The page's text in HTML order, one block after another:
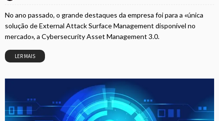
No ano passado, o grande destaques da empresa foi para a «única
solução de External Attack Surface Management disponível no
mercado», a Cybersecurity Asset Management 3.0.
LER MAIS